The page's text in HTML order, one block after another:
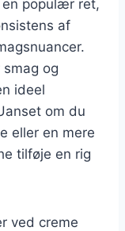
en populær ret,
af
og
ideel
om du
eller en mere
tilføje en rig
ved creme